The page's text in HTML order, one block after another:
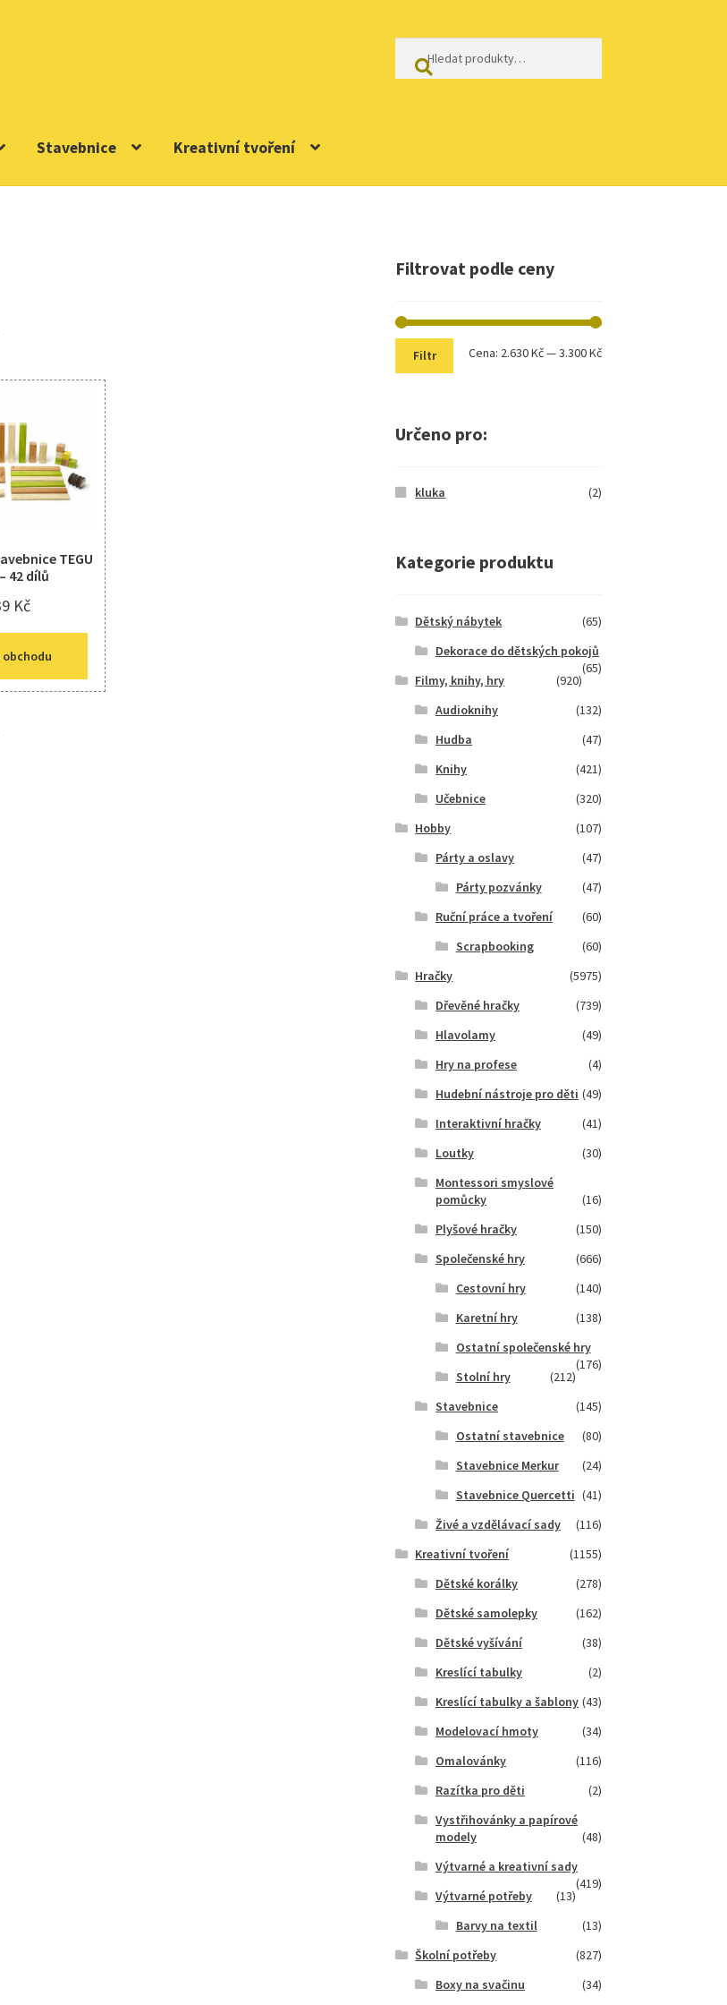
Stavebnice Kreativní tvoření
TEGU
42 dílů
Kč
Filtrovat podle ceny
Minimální
Maximální
Filtr Cena: 2.630 Kč—3.300 Kč
Určeno pro:
kluka (2)
Kategorie produktu
Dětský nábytek
(65)
Dekorace do dětských pokojů
(65)
Filmy, knihy, hry
(920)
Audioknihy
(132)
Hudba
(47)
Knihy
(421)
Učebnice
(320)
Hobby
(107)
Párty a oslavy
(47)
Párty pozvánky
(47)
Ruční práce a tvoření
(60)
Scrapbooking
(60)
Hračky
(5975)
Dřevěné hračky
(739)
Hlavolamy
(49)
Hry na profese
(4)
Hudební nástroje pro děti (49)
Interaktivní hračky
(41)
Loutky
(30)
Montessori smyslové
pomůcky
(16)
Plyšové hračky
(150)
Společenské hry
(666)
Cestovní hry
(140)
Karetní hry
(138)
Ostatní společenské hry
(176)
Stolní hry
(212)
Stavebnice
(145)
Ostatní stavebnice
(80)
Stavebnice Merkur
(24)
Stavebnice Quercetti (41)
Živé a vzdělávací sady
(116)
Kreativní tvoření
(1155)
Dětské korálky
(278)
Dětské samolepky
(162)
Dětské vyšívání
(38)
Kreslící tabulky
(2)
Kreslící tabulky a šablony (43)
Modelovací hmoty
(34)
Omalovánky
(116)
Razítka pro děti
(2)
Vystřihovánky a papírové
modely
(48)
Výtvarné a kreativní sady
(419)
Výtvarné potřeby
(13)
Barvy na textil
(13)
Školní potřeby
(827)
Boxy na svačinu
(34)